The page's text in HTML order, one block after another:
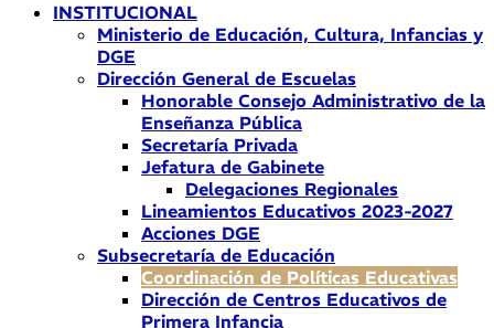
INSTITUCIONAL
Ministerio de Educación, Cultura, Infancias y
DGE
Dirección General de Escuelas
Honorable Consejo Administrativo de la
Enseñanza Pública
Secretaría Privada
Jefatura de Gabinete
Delegaciones Regionales
Lineamientos Educativos 2023-2027
Acciones DGE
Subsecretaría de Educación
Coordinación de Políticas Educativas
Dirección de Centros Educativos de
Primera Infancia